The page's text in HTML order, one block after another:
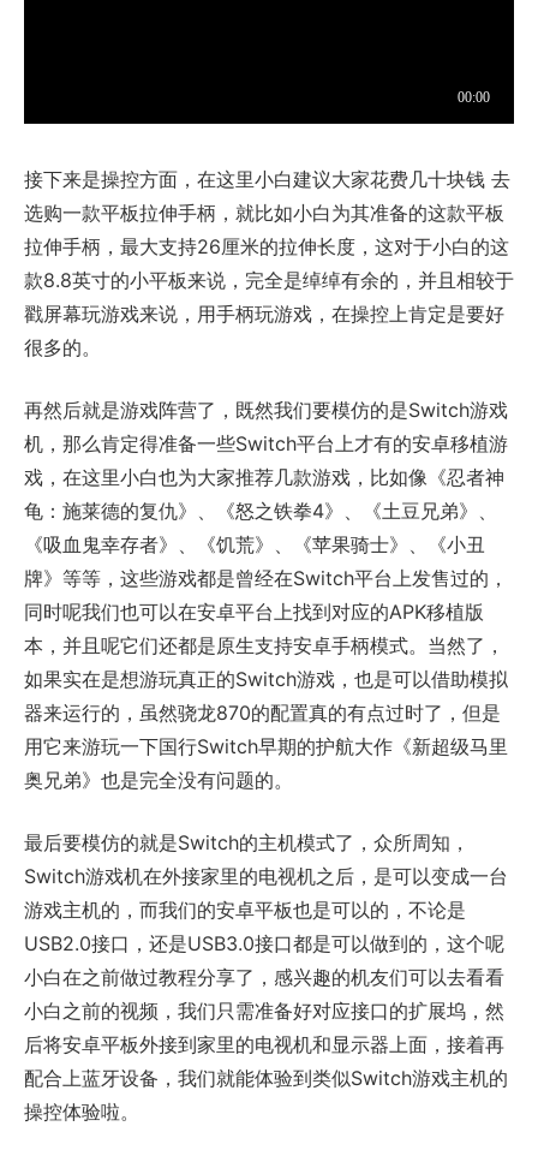
接下来是操控方面，在这里小白建议大家花费几十块钱 去
选购一款平板拉伸手柄，就比如小白为其准备的这款平板
拉伸手柄，最大支持26厘米的拉伸长度，这对于小白的这
款8.8英寸的小平板来说，完全是绰绰有余的，并且相较于
戳屏幕玩游戏来说，用手柄玩游戏，在操控上肯定是要好
很多的。
再然后就是游戏阵营了，既然我们要模仿的是Switch游戏
机，那么肯定得准备一些Switch平台上才有的安卓移植游
戏，在这里小白也为大家推荐几款游戏，比如像《忍者神
龟：施莱德的复仇》、《怒之铁拳4》、《土豆兄弟》、
《吸血鬼幸存者》、《饥荒》、《苹果骑士》、《小丑
牌》等等，这些游戏都是曾经在Switch平台上发售过的，
同时呢我们也可以在安卓平台上找到对应的APK移植版
本，并且呢它们还都是原生支持安卓手柄模式。当然了，
如果实在是想游玩真正的Switch游戏，也是可以借助模拟
器来运行的，虽然骁龙870的配置真的有点过时了，但是
用它来游玩一下国行Switch早期的护航大作《新超级马里
奥兄弟》也是完全没有问题的。
最后要模仿的就是Switch的主机模式了，众所周知，
Switch游戏机在外接家里的电视机之后，是可以变成一台
游戏主机的，而我们的安卓平板也是可以的，不论是
USB2.0接口，还是USB3.0接口都是可以做到的，这个呢
小白在之前做过教程分享了，感兴趣的机友们可以去看看
小白之前的视频，我们只需准备好对应接口的扩展坞，然
后将安卓平板外接到家里的电视机和显示器上面，接着再
配合上蓝牙设备，我们就能体验到类似Switch游戏主机的
操控体验啦。